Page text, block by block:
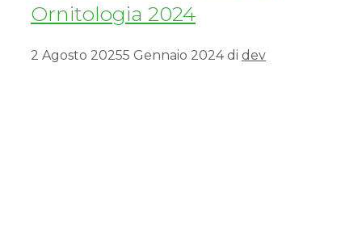
Ornitologia 2024
2 Agosto 20255 Gennaio 2024 di dev